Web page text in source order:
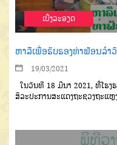
ເບີ່ງລະອຽດ
ຫາລືເພື່ອຮັບຮອງທ່າຟ້ອນລຳ
19/03/2021
ໃນວັນທີ 18 ມີນາ 2021, ທີ່ໂຮງ
ສິລະປະການສະແດງຖະຊວງຖະແ